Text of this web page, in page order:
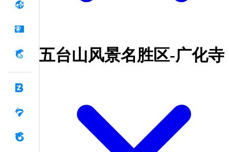
五台山风景名胜区-广化寺